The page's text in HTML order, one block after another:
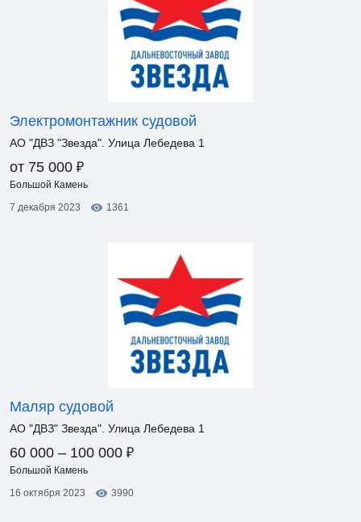
Электромонтажник судовой
АО "ДВЗ "Звезда". Улица Лебедева 1
от 75 000 ₽
Большой Камень
7 декабря 2023
1361
Маляр судовой
АО "ДВЗ" Звезда". Улица Лебедева 1
60 000 – 100 000 ₽
Большой Камень
16 октября 2023
3990